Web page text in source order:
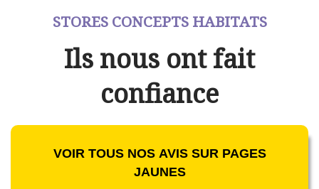
STORES CONCEPTS HABITATS
Ils nous ont fait
confiance
VOIR TOUS NOS AVIS SUR PAGES
JAUNES